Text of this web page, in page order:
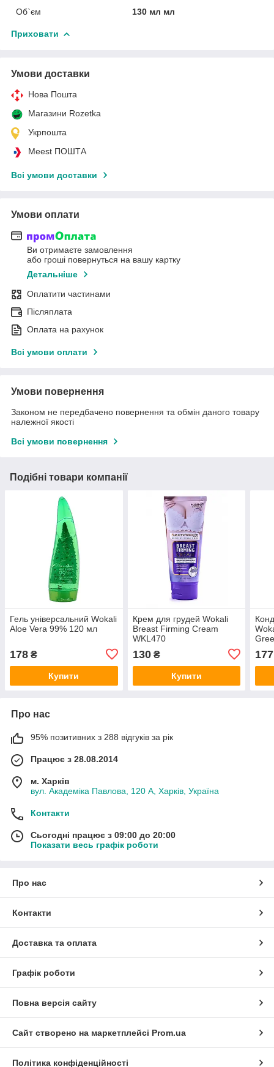
Об`єм
130 мл мл
Приховати
Умови доставки
Нова Пошта
Магазини Rozetka
Укрпошта
Meest ПОШТА
Всі умови доставки
Умови оплати
Ви отримаєте замовлення
або гроші повернуться на вашу картку
Детальніше
Оплатити частинами
Післяплата
Оплата на рахунок
Всі умови оплати
Умови повернення
Законом не передбачено повернення та обмін даного товару
належної якості
Всі умови повернення
Подібні товари компанії
Гель універсальний Wokali
Aloe Vera 99% 120 мл
178 ₴
Купити
Крем для грудей Wokali
Breast Firming Cream
WKL470
130₴
Купити
177
Про нас
95% позитивних з 288 відгуків за рік
Працює з 28.08.2014
м. Харків
вул. Академіка Павлова, 120 А, Харків, Україна
Контакти
Сьогодні працює з 09:00 до 20:00
Показати весь графік роботи
Про нас
Контакти
Доставка та оплата
Графік роботи
Повна версія сайту
Сайт створено на маркетплейсі Prom.ua
Політика конфіденційності